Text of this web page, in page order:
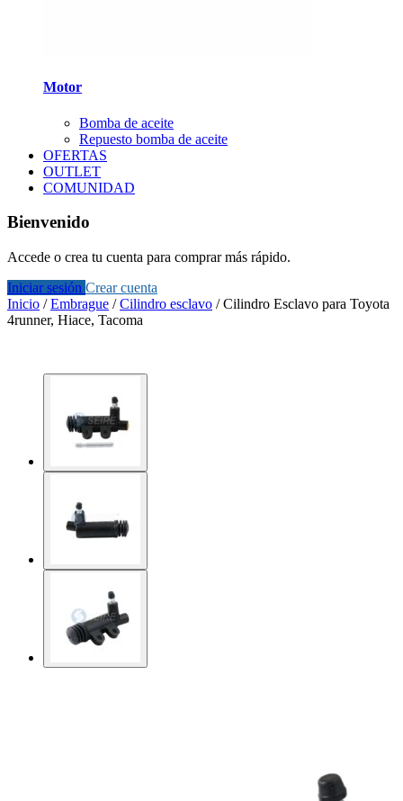
Motor
Bomba de aceite
Repuesto bomba de aceite
OFERTAS
OUTLET
COMUNIDAD
Bienvenido
Accede o crea tu cuenta para comprar más rápido.
Iniciar sesión Crear cuenta
Inicio /Embrague /Cilindro esclavo /Cilindro Esclavo para Toyota
4runner, Hiace, Tacoma